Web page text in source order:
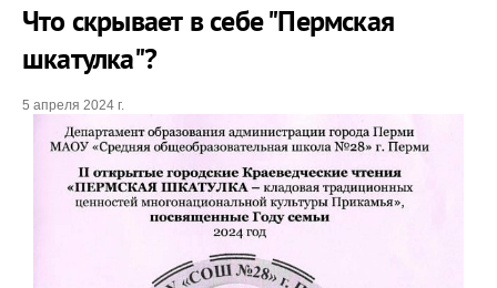
Что скрывает в себе "Пермская
шкатулка"?
5 апреля 2024 г.